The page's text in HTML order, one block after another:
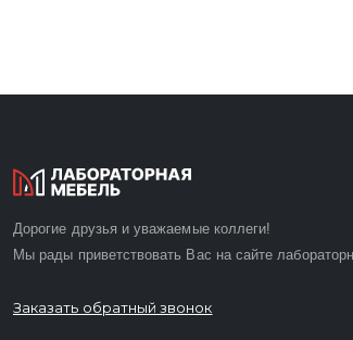
Дорогие друзья и уважаемые коллеги!
Мы рады приветствовать Вас на сайте
Заказать обратный звонок